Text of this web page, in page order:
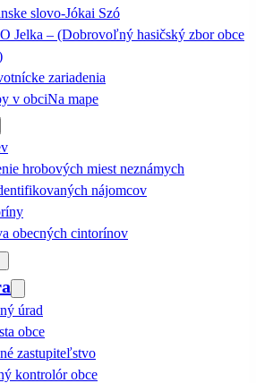
slovo-Jókai Szó
Jelka – (Dobrovoľný hasičský zbor obce
zariadenia
v obciNa mape
hrobových miest neznámych
nájomcov
obecných cintorínov
úrad
obce
zastupiteľstvo
kontrolór obce